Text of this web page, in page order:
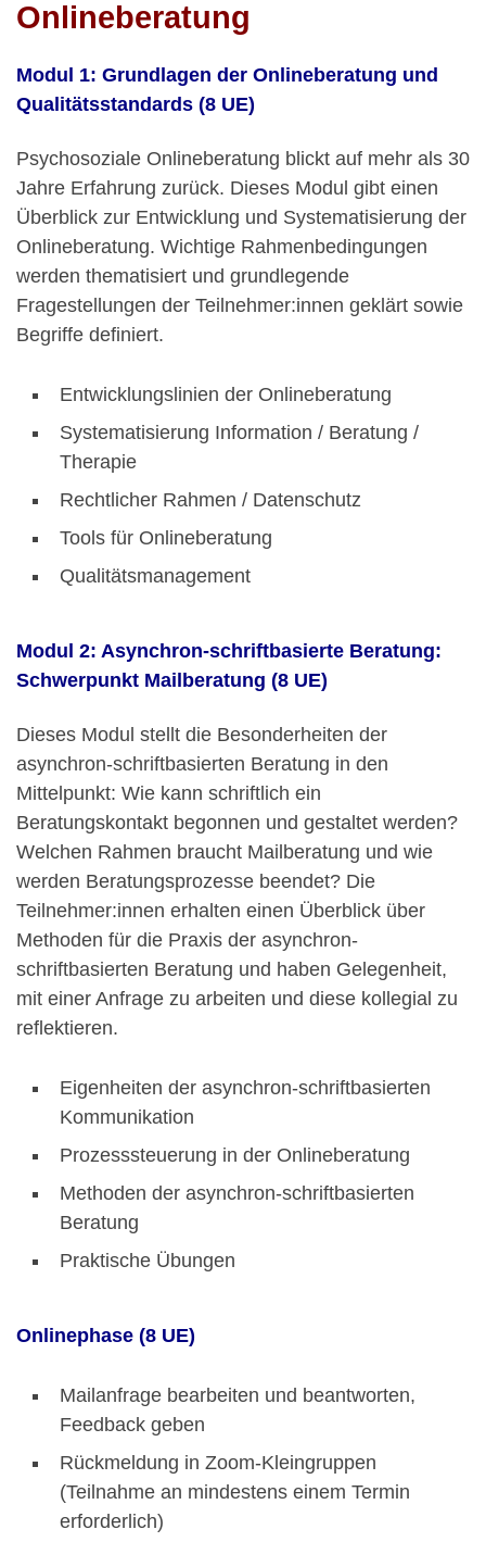
Onlineberatung
Modul 1: Grundlagen der Onlineberatung und
Qualitätsstandards (8 UE)
Psychosoziale Onlineberatung blickt auf mehr als 30
Jahre Erfahrung zurück. Dieses Modul gibt einen
Überblick zur Entwicklung und Systematisierung der
Onlineberatung. Wichtige Rahmenbedingungen
werden thematisiert und grundlegende
Fragestellungen der Teilnehmer:innen geklärt sowie
Begriffe definiert.
Entwicklungslinien der Onlineberatung
Systematisierung Information / Beratung /
Therapie
Rechtlicher Rahmen / Datenschutz
Tools für Onlineberatung
Qualitätsmanagement
Modul 2: Asynchron-schriftbasierte Beratung:
Schwerpunkt Mailberatung (8 UE)
Dieses Modul stellt die Besonderheiten der
asynchron-schriftbasierten Beratung in den
Mittelpunkt: Wie kann schriftlich ein
Beratungskontakt begonnen und gestaltet werden?
Welchen Rahmen braucht Mailberatung und wie
werden Beratungsprozesse beendet? Die
Teilnehmer:innen erhalten einen Überblick über
Methoden für die Praxis der asynchron-
schriftbasierten Beratung und haben Gelegenheit,
mit einer Anfrage zu arbeiten und diese kollegial zu
reflektieren.
Eigenheiten der asynchron-schriftbasierten
Kommunikation
Prozesssteuerung in der Onlineberatung
Methoden der asynchron-schriftbasierten
Beratung
Praktische Übungen
Onlinephase (8 UE)
Mailanfrage bearbeiten und beantworten,
Feedback geben
Rückmeldung in Zoom-Kleingruppen
(Teilnahme an mindestens einem Termin
erforderlich)